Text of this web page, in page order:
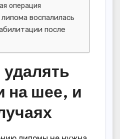
операция
воспалилась
после
на шее, и